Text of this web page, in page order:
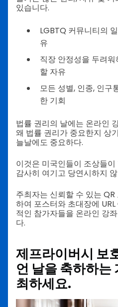
있습니다.
LGBTQ 커뮤니티의
유
직장 안정성을 두려
할 자유
모든 성별, 인종, 인구
한 기회
법률 권리의 날에는 온라인
왜 법률 권리가 중요한지 상
늘날에도 중요하다.
이것은 미국인들이 조상들
감사히 여기고 당연시하지
주최자는 신뢰할 수 있는
하여 포스터와 초대장에
적인 참가자들을 온라인 강
다.
제프라이버시 보
언 날을 축하하는
최하세요.